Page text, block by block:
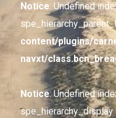
Notice: Undefined
content/plugins/
navxt/
Notice: Undefined